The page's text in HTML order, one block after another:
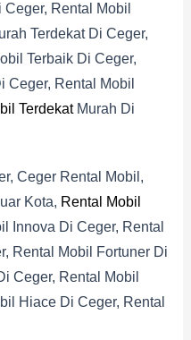
Rental Mobil
Terdekat Di Ceger,
Terbaik Di Ceger,
Ceger, Rental Mobil
TerdekatMurah Di
Ceger Rental Mobil,
Kota, Rental Mobil
Innova Di Ceger, Rental
Rental Mobil Fortuner Di
Ceger, Rental Mobil
Hiace Di Ceger, Rental